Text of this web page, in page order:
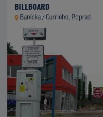
BILLBOARD
Banícka / Currieho, Poprad